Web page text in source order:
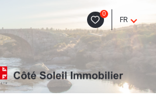
0
FR